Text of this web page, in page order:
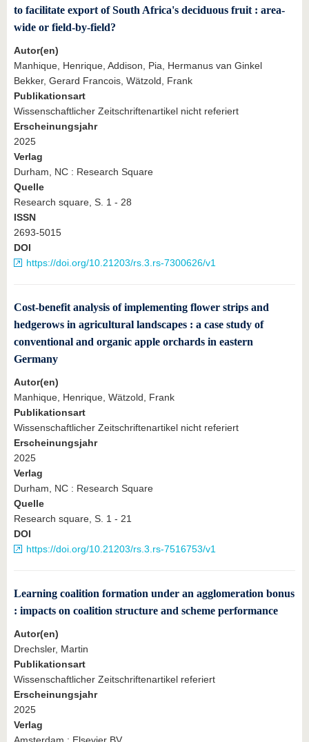
to facilitate export of South Africa's deciduous fruit : area-
wide or field-by-field?
Autor(en)
Manhique, Henrique, Addison, Pia, Hermanus van Ginkel
Bekker, Gerard Francois, Wätzold, Frank
Publikationsart
Wissenschaftlicher Zeitschriftenartikel nicht referiert
Erscheinungsjahr
2025
Verlag
Durham, NC : Research Square
Quelle
Research square, S. 1 - 28
ISSN
2693-5015
DOI
https://doi.org/10.21203/rs.3.rs-7300626/v1
Cost-benefit analysis of implementing flower strips and
hedgerows in agricultural landscapes : a case study of
conventional and organic apple orchards in eastern
Germany
Autor(en)
Manhique, Henrique, Wätzold, Frank
Publikationsart
Wissenschaftlicher Zeitschriftenartikel nicht referiert
Erscheinungsjahr
2025
Verlag
Durham, NC : Research Square
Quelle
Research square, S. 1 - 21
DOI
https://doi.org/10.21203/rs.3.rs-7516753/v1
Learning coalition formation under an agglomeration bonus
: impacts on coalition structure and scheme performance
Autor(en)
Drechsler, Martin
Publikationsart
Wissenschaftlicher Zeitschriftenartikel referiert
Erscheinungsjahr
2025
Verlag